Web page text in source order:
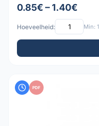
0.85€ – 1.40€
Hoeveelheid: Min: 1
PDF